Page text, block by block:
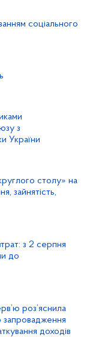
соціального
з
України
столу» на
зайнятість,
з 2 серпня
до
роз’яснила
доходів